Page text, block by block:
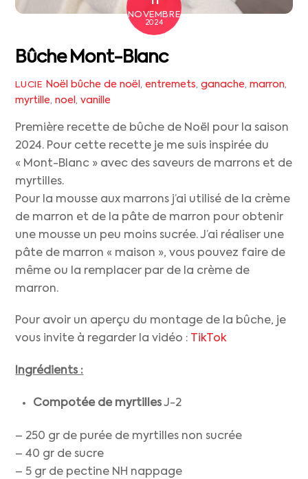
NOVEMBRE
2024
Bûche Mont-Blanc
LUCIE Noël bûche de noël , entremets, ganache, marron,
myrtille,noel,vanille
Première recette de bûche de Noël pour la saison
2024. Pour cette recette je me suis inspirée du
« Mont-Blanc » avec des saveurs de marrons et de
myrtilles.
Pour la mousse aux marrons j’ai utilisé de la crème
de marron et de la pâte de marron pour obtenir
une mousse un peu moins sucrée. J’ai réaliser une
pâte de marron « maison », vous pouvez faire de
même ou la remplacer par de la crème de
marron.
Pour avoir un aperçu du montage de la bûche, je
vous invite à regarder la vidéo : TikTok
Ingrédients :
Compotée de myrtillesJ-2
– 250 gr de purée de myrtilles non sucrée
– 40 gr de sucre
– 5 gr de pectine NH nappage